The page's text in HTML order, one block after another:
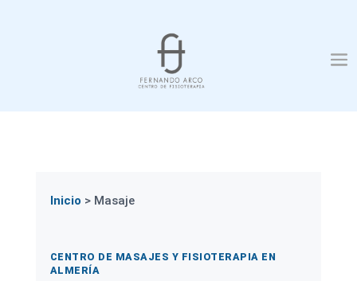
Inicio > Masaje
CENTRO DE MASAJES Y FISIOTERAPIA EN
ALMERÍA